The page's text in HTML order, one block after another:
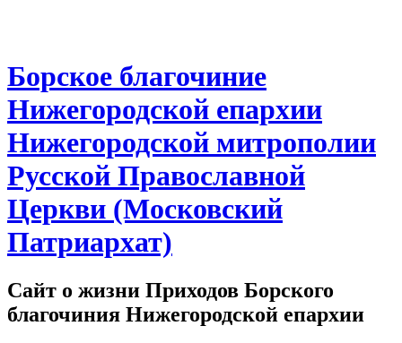
Борское благочиние
Нижегородской епархии
Нижегородской митрополии
Русской Православной
Церкви (Московский
Патриархат)
Сайт о жизни Приходов Борского
благочиния Нижегородской епархии